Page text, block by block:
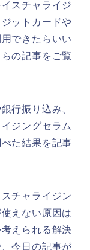
スチャライジ
ットカードや
できたらいい
の記事をご覧
行振り込み、
ジングセラム
た結果を記事
チャライジン
えない原因は
えられる解決
今日の記事が